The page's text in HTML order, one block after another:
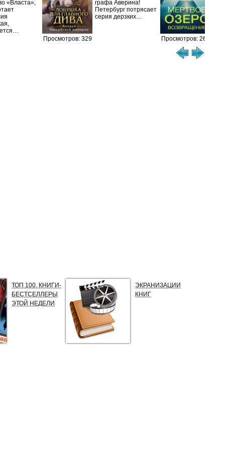
«Власта»,
Просмотров: 329
графа Аверина!
Петербург потрясает
серия дерзких…
Просмотров: 266
ТОП 100. КНИГИ-
БЕСТСЕЛЛЕРЫ
ЭТОЙ НЕДЕЛИ
ЭКРАНИЗАЦИИ
КНИГ